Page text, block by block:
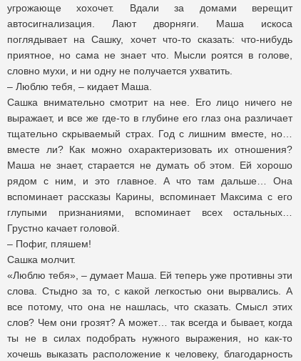
угрожающе хохочет. Вдали за домами верещит
автосигнализация. Лают дворняги. Маша искоса
поглядывает на Сашку, хочет что-то сказать: что-нибудь
приятное, но сама не знает что. Мысли роятся в голове,
словно мухи, и ни одну не получается ухватить.
– Люблю тебя, – кидает Маша.
Сашка внимательно смотрит на нее. Его лицо ничего не
выражает, и все же где-то в глубине его глаз она различает
тщательно скрываемый страх. Год с лишним вместе, но…
вместе ли? Как можно охарактеризовать их отношения?
Маша не знает, старается не думать об этом. Ей хорошо
рядом с ним, и это главное. А что там дальше… Она
вспоминает рассказы Карины, вспоминает Максима с его
глупыми признаниями, вспоминает всех остальных…
Грустно качает головой.
– Пофиг, пляшем!
Сашка молчит.
«Люблю тебя», – думает Маша. Ей теперь уже противны эти
слова. Стыдно за то, с какой легкостью они вырвались. А
все потому, что она не нашлась, что сказать. Смысл этих
слов? Чем они грозят? А может… так всегда и бывает, когда
ты не в силах подобрать нужного выражения, но как-то
хочешь выказать расположение к человеку, благодарность